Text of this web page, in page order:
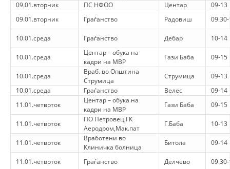
ОРГАНИЗАЦИЈА И РАЗВОЈ
РАКОВОДЕН ОДБОР
СОБРАНИЕ
СТРУКТУРА И ОРГАНИЗАЦИОНА ПОСТАВЕНОСТ
09.01.вторник
ПС НФОО Центар
09-13
09.01.вторник
Граѓанство Радовиш
10.01.среда Граѓанство Дебар 10-14
10.01.среда
Центар – обука на
кадри на МВР
Гази Баба 09-15
10.01.среда
Враб. во Општина
Струмица
Струмица
09-13
10.01.среда
Граѓанство Велес
09-14
11.01.четврток
Центар – обука на
кадри на МВР
Гази Баба 09-15
11.01.четврток
ПО Петровец,ГК
Аеродром,Мак.пат
Г.Баба 10-13
11.01.четврток
Вработени во
Клиничка болница
Битола 09-14
11.01.четврток Граѓанство Делчево